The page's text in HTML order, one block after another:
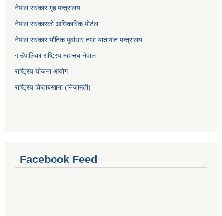
नेपाल सरकार गृह मन्त्रालय
नेपाल सरकारको आधिकारिक पोर्टल
नेपाल सरकार भौतिक पूर्वाधार तथा यातायात मन्त्रालय
गाउँपालिका राष्ट्रिय महासंघ नेपाल
राष्ट्रिय योजना आयोग
राष्ट्रिय किताबखाना (निजामती)
Facebook Feed